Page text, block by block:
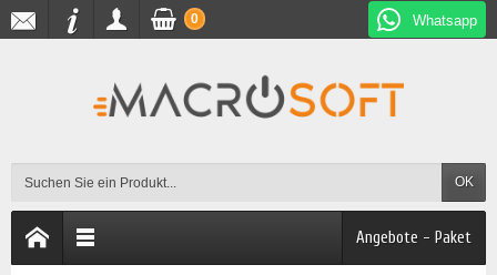
Whatsapp
OK
0
Angebote - Paket